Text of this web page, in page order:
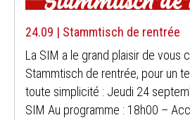
24.09 | Stammtisch de rentrée
La SIM a le grand plaisir de vous
Stammtisch de rentrée, pour un
toute simplicité : Jeudi 24
SIM Au programme : 18h00 –